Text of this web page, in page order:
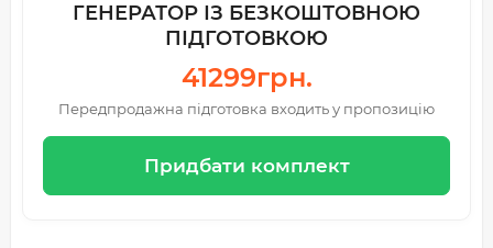
ГЕНЕРАТОР ІЗ БЕЗКОШТОВНОЮ
ПІДГОТОВКОЮ
41299грн.
Передпродажна підготовка входить у пропозицію
Придбати комплект